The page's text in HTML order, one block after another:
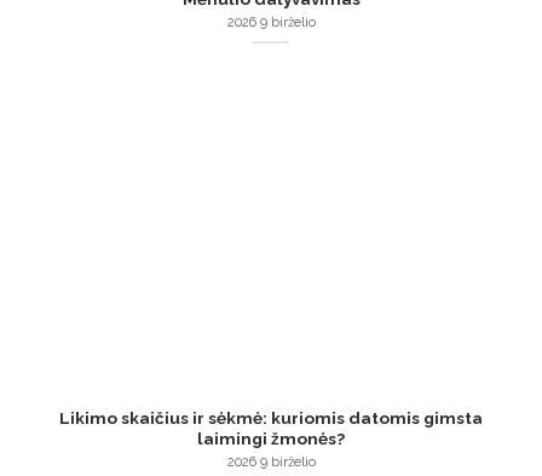
2026 9 birželio
Likimo skaičius ir sėkmė: kuriomis datomis gimsta
laimingi žmonės?
2026 9 birželio